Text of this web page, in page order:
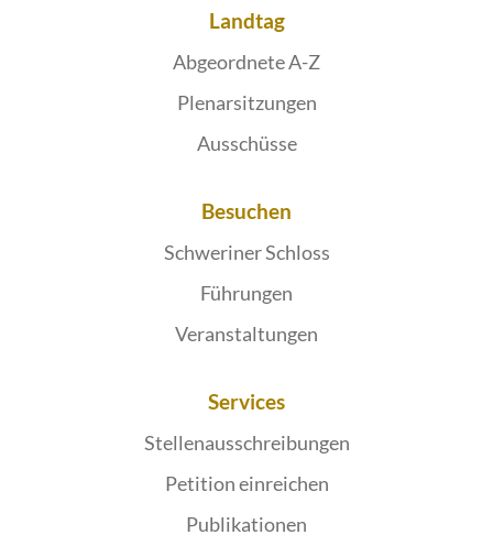
Landtag
Abgeordnete A-Z
Plenarsitzungen
Ausschüsse
Besuchen
Schweriner Schloss
Führungen
Veranstaltungen
Services
Stellenausschreibungen
Petition einreichen
Publikationen